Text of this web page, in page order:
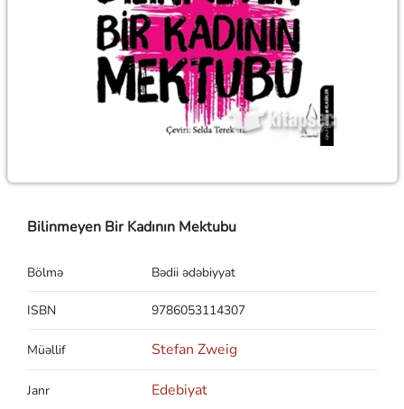
Bilinmeyen Bir Kadının Mektubu
Bölmə Bədii ədəbiyyat
ISBN 9786053114307
Müəllif Stefan Zweig
Janr Edebiyat